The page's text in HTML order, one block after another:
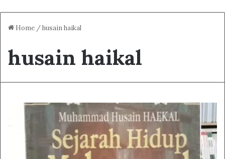
Home /husain haikal
husain haikal